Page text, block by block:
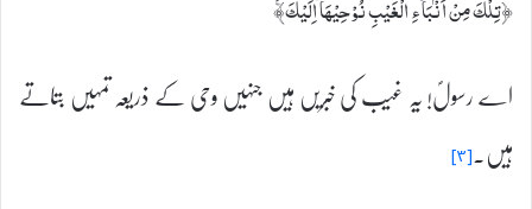
﴿تِلْكَ مِنْ اَنْۢبَآءِ الْغَيْبِ نُوْحِيْهَاۤ اِلَيْكَ‌ۚ﴾
اے رسولؐ! یہ غیب کی خبریں ہیں جنہیں وحی کے ذریعہ تمہیں بتاتے
ہیں۔[۳]